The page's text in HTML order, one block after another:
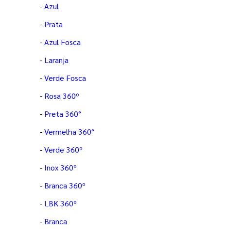
-Azul
- Prata
-Azul Fosca
- Laranja
-Verde Fosca
- Rosa 360º
- Preta 360°
-Vermelha 360°
-Verde 360º
- Inox 360º
- Branca 360º
- LBK 360º
- Branca